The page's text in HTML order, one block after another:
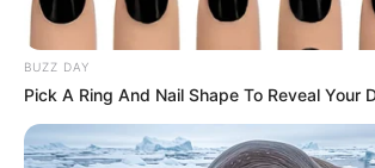
health
Ajab Gajab
Politics
Bollywood
Crime
BUZZ DAY
Pick A Ring And Nail Shape To Reveal Your